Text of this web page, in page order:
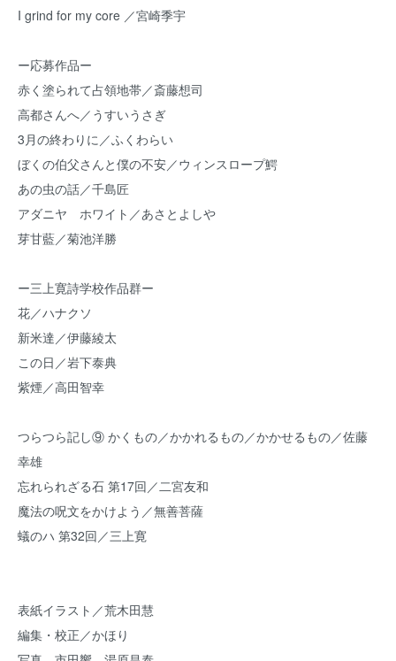
I grind for my core ／宮崎季宇
ー応募作品ー
赤く塗られて占領地帯／斎藤想司
高都さんへ／うすいうさぎ
3月の終わりに／ふくわらい
ぼくの伯父さんと僕の不安／ウィンスロープ鰐
あの虫の話／千島匠
アダニヤ ホワイト／あさとよしや
芽甘藍／菊池洋勝
ー三上寛詩学校作品群ー
花／ハナクソ
新米達／伊藤綾太
この日／岩下泰典
紫煙／高田智幸
つらつら記し⑨ かくもの／かかれるもの／かかせるもの／佐藤
幸雄
忘れられざる石 第17回／二宮友和
魔法の呪文をかけよう／無善菩薩
蟻のハ 第32回／三上寛
表紙イラスト／荒木田慧
編集・校正／かほり